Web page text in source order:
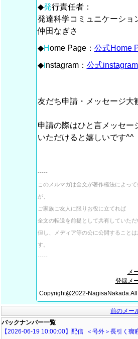
◆発行責任者：
発達科学コミュニケーショ
仲田なぎさ
◆Home Page： 公式Home
◆instagram： 公式instagram
友だち申請・メッセージ大
申請の際はひと言メッセー
いただけると嬉しいです^^
‐‐‐‐‐
このメルマガは全文が著作権法によって
が、
ご家族ご友人に限りお役に立てれば
全文の転送を前提として共有していただ
但し、メディア等の公に公開することは
す。
‐‐‐‐‐
メ
登録メ
Copyright@2022-
前のメー
バックナンバー一覧
【2026-06-19 10:00:00】配信 ＜号外＞長引く癇